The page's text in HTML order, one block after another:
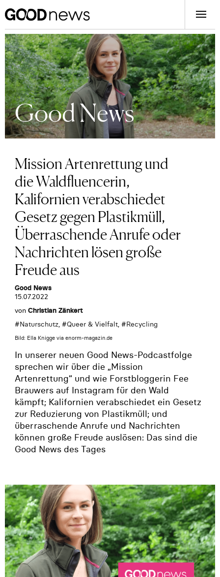
Good News
Mission Artenrettung und
die Waldfluencerin,
Kalifornien verabschiedet
Gesetz gegen Plastikmüll,
Überraschende Anrufe oder
Nachrichten lösen große
Freude aus
Good News
15.07.2022
von Christian Zänkert
#Naturschutz, #Queer & Vielfalt, #Recycling
Bild: Ella Knigge via enorm-magazin.de
In unserer neuen Good News-Podcastfolge
sprechen wir über die „Mission
Artenrettung“ und wie Forstbloggerin Fee
Brauwers auf Instagram für den Wald
kämpft; Kalifornien verabschiedet ein Gesetz
zur Reduzierung von Plastikmüll; und
überraschende Anrufe und Nachrichten
können große Freude auslösen: Das sind die
Good News des Tages